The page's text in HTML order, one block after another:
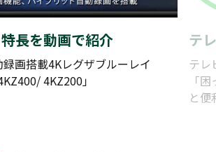
長を動画で紹介
画搭載4Kレグザブルーレイ
4KZ200」
テ
テレ
「
と